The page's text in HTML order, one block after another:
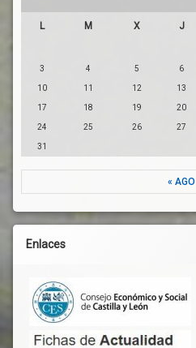
L M X J
3 4 5 6
10 11 12 13
17 18 19 20
24 25 26 27
31
« AGO
Enlaces